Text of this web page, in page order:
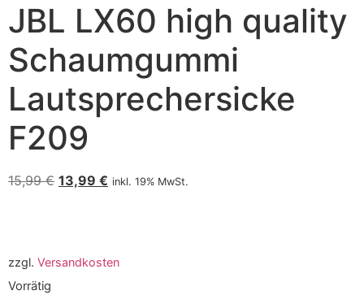
JBL LX60 high quality
Schaumgummi
Lautsprechersicke
F209
15,99€ 13,99 € inkl. 19% MwSt.
zzgl. Versandkosten
Vorrätig